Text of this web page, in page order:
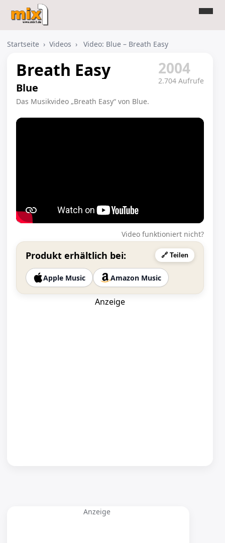
Startseite › Videos › Video: Blue – Breath Easy
Breath Easy
Blue
Das Musikvideo „Breath Easy“ von Blue.
2004
2.704 Aufrufe
Video funktioniert nicht?
Produkt erhältlich bei: 🔗 Teilen
Apple Music Amazon Music
Anzeige
Anzeige